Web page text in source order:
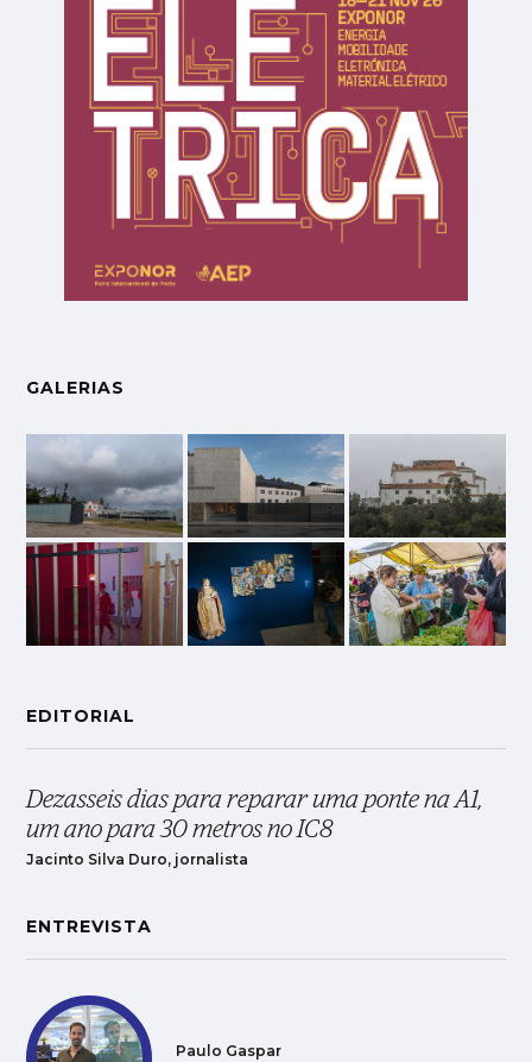
GALERIAS
EDITORIAL
Dezasseis dias para reparar uma ponte na A1,
um ano para 30 metros no IC8
Jacinto Silva Duro, jornalista
ENTREVISTA
Paulo Gaspar